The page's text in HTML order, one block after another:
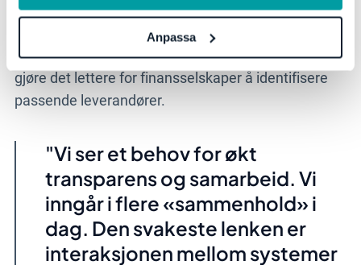
Anpassa
forholdet mellom kunde og leverandør har endret
seg. Fra å være tydelig adskilte aktører, tror han på
en fremtidig symbiose og økt transparens som vil
gjøre det lettere for finansselskaper å identifisere
passende leverandører.
"Vi ser et behov for økt
transparens og samarbeid. Vi
inngår i flere «sammenhold» i
dag. Den svakeste lenken er
interaksjonen mellom systemer